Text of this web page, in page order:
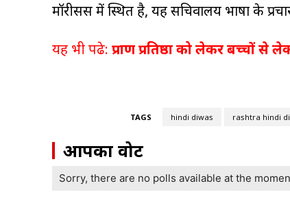
मॉरीसस में स्थित है, यह सचिवालय भाषा के
यह भी पढे: प्राण प्रतिष्ठा को लेकर बच्चों
TAGS hindi diwas rashtra hindi
आपका वोट
Sorry, there are no polls available at the